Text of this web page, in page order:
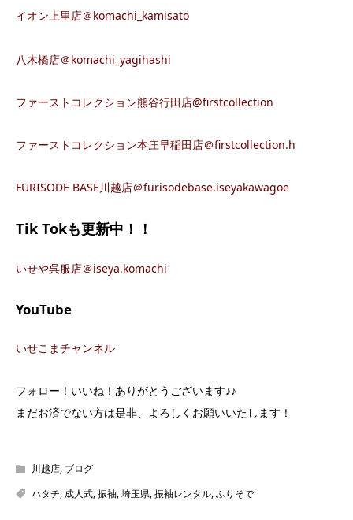
イオン上里店＠komachi_kamisato
八木橋店＠komachi_yagihashi
ファーストコレクション熊谷行田店@firstcollection
ファーストコレクション本庄早稲田店＠firstcollection.h
FURISODE BASE川越店＠furisodebase.iseyakawagoe
Tik Tokも更新中！！
いせや呉服店＠iseya.komachi
YouTube
いせこまチャンネル
フォロー！いいね！ありがとうございます♪♪
まだお済でない方は是非、よろしくお願いいたします！
川越店, ブログ
ハタチ, 成人式,振袖,埼玉県,振袖レンタル,ふりそで